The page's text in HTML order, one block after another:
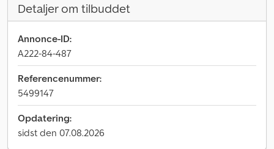
Detaljer om tilbuddet
Annonce-ID:
A222-84-487
Referencenummer:
5499147
Opdatering:
sidst den 07.08.2026